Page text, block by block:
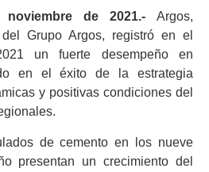
noviembre de 2021.- Argos,
Grupo Argos, registró en el
un fuerte desempeño en
en el éxito de la estrategia
y positivas condiciones del
de cemento en los nueve
presentan un crecimiento del